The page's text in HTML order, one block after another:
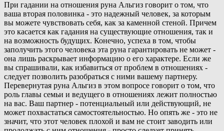
При гадании на отношения руна Альгиз говорит о том, что
ваша вторая половинка - это надежный человек, за которым
вы можете чувствовать себя, как за каменной стеной. Причем
это касается как гадания на существующие отношения, так и
на возможность будущих. Конечно, успеха в том, чтобы
заполучить этого человека эта руна гарантировать не может -
она лишь раскрывает информацию о его характере. Если же
вы спрашивали, как избавиться от проблем в отношениях -
следует позволить разобраться с ними вашему партнеру.
Перевернутая руна Альгиз в этом вопросе говорит о том, что
роль главы семьи и ведущего в отношениях лежит полностью
на вас. Ваш партнер - потенциальный или действующий, не
может похвастаться самостоятельностью. Но опять же - это не
значит, что этот человек плохой и вам не стоит заводить или